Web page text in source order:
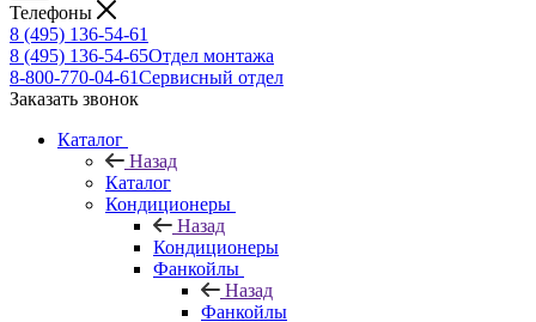
Телефоны
8 (495) 136-54-61
8 (495) 136-54-65Отдел монтажа
8-800-770-04-61Сервисный отдел
Заказать звонок
Каталог
Назад
Каталог
Кондиционеры
Назад
Кондиционеры
Фанкойлы
Назад
Фанкойлы